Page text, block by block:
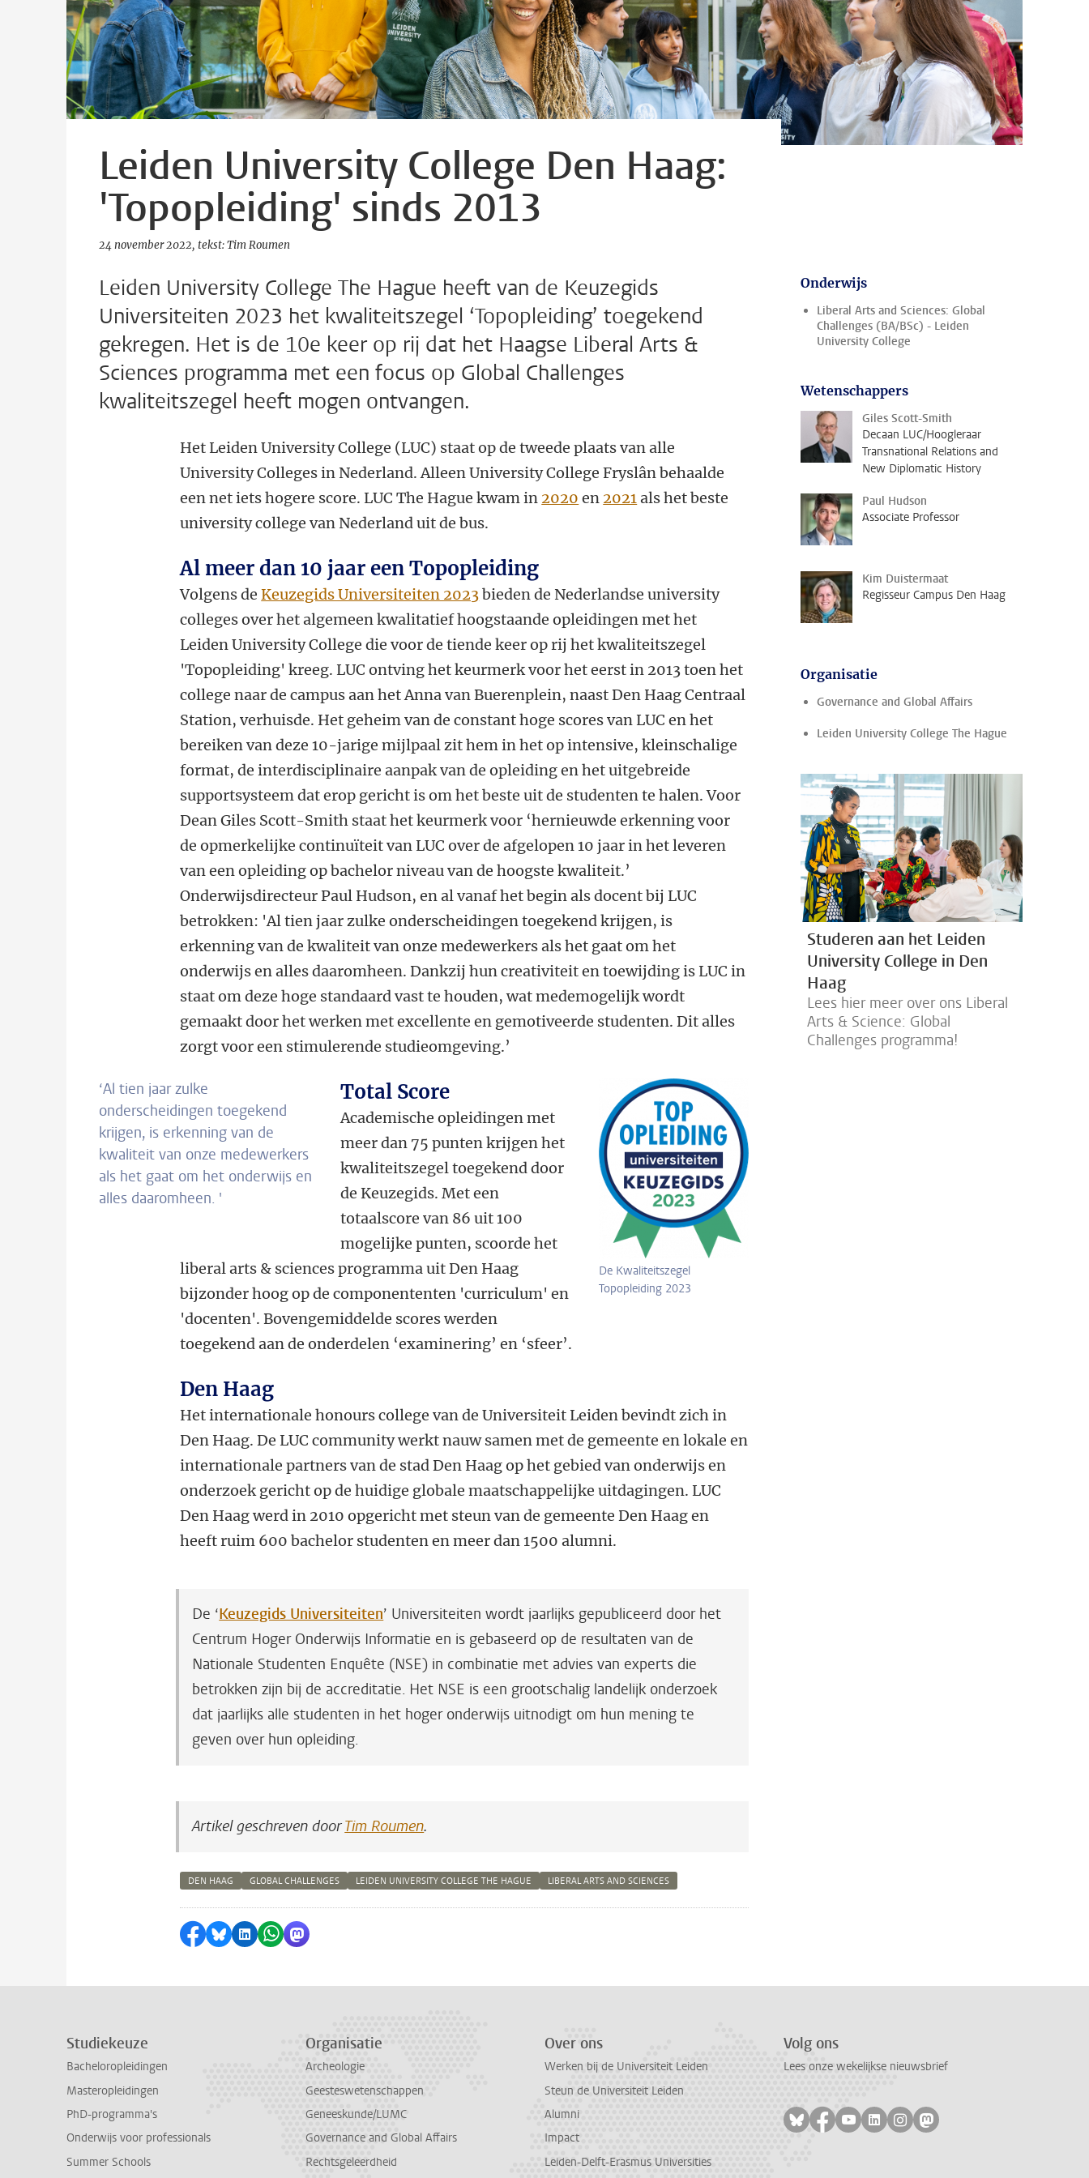
Leiden University College Den Haag:
'Topopleiding' sinds 2013
24 november 2022 tekst: Tim Roumen
Leiden University College The Hague heeft van de Keuzegids
Universiteiten 2023 het kwaliteitszegel ‘Topopleiding’ toegekend
gekregen. Het is de 10e keer op rij dat het Haagse Liberal Arts &
Sciences programma met een focus op Global Challenges
kwaliteitszegel heeft mogen ontvangen.
Het Leiden University College (LUC) staat op de tweede plaats van alle
University Colleges in Nederland. Alleen University College Fryslân behaalde
een net iets hogere score. LUC The Hague kwam in 2020 en 2021als het beste
university college van Nederland uit de bus.
Al meer dan 10 jaar een Topopleiding
Volgens deKeuzegids Universiteiten 2023bieden de Nederlandse university
colleges over het algemeen kwalitatief hoogstaande opleidingen met het
Leiden University College die voor de tiende keer op rij het kwaliteitszegel
'Topopleiding' kreeg. LUC ontving het keurmerk voor het eerst in 2013 toen het
college naar de campus aan het Anna van Buerenplein, naast Den Haag Centraal
Station, verhuisde. Het geheim van de constant hoge scores van LUC en het
bereiken van deze 10-jarige mijlpaal zit hem in het op intensive, kleinschalige
format, de interdisciplinaire aanpak van de opleiding en het uitgebreide
supportsysteem dat erop gericht is om het beste uit de studenten te halen. Voor
Dean Giles Scott-Smith staat het keurmerk voor ‘hernieuwde erkenning voor
de opmerkelijke continuïteit van LUC over de afgelopen 10 jaar in het leveren
van een opleiding op bachelor niveau van de hoogste kwaliteit.’
Onderwijsdirecteur Paul Hudson, en al vanaf het begin als docent bij LUC
betrokken: 'Al tien jaar zulke onderscheidingen toegekend krijgen, is
erkenning van de kwaliteit van onze medewerkers als het gaat om het
onderwijs en alles daaromheen. Dankzij hun creativiteit en toewijding is LUC in
staat om deze hoge standaard vast te houden, wat medemogelijk wordt
gemaakt door het werken met excellente en gemotiveerde studenten. Dit alles
zorgt voor een stimulerende studieomgeving.’
‘Al tien jaar zulke
onderscheidingen toegekend
krijgen, is erkenning van de
kwaliteit van onze medewerkers
als het gaat om het onderwijs en
alles daaromheen. '
De Kwaliteitszegel
Topopleiding 2023
Total Score
Academische opleidingen met
meer dan 75 punten krijgen het
kwaliteitszegel toegekend door
de Keuzegids. Met een
totaalscore van 86 uit 100
mogelijke punten, scoorde het
liberal arts & sciences programma uit Den Haag
bijzonder hoog op de componententen 'curriculum' en
'docenten'. Bovengemiddelde scores werden
toegekend aan de onderdelen ‘examinering’ en ‘sfeer’.
Den Haag
Het internationale honours college van de Universiteit Leiden bevindt zich in
Den Haag. De LUC community werkt nauw samen met de gemeente en lokale en
internationale partners van de stad Den Haag op het gebied van onderwijs en
onderzoek gericht op de huidige globale maatschappelijke uitdagingen. LUC
Den Haag werd in 2010 opgericht met steun van de gemeente Den Haag en
heeft ruim 600 bachelor studenten en meer dan 1500 alumni.
De ‘Keuzegids Universiteiten’ Universiteiten wordt jaarlijks gepubliceerd door het
Centrum Hoger Onderwijs Informatie en is gebaseerd op de resultaten van de
Nationale Studenten Enquête (NSE) in combinatie met advies van experts die
betrokken zijn bij de accreditatie. Het NSE is een grootschalig landelijk onderzoek
dat jaarlijks alle studenten in het hoger onderwijs uitnodigt om hun mening te
geven over hun opleiding.
Artikel geschreven doorTim Roumen.
DEN HAAG GLOBAL CHALLENGES LEIDEN UNIVERSITY COLLEGE THE HAGUE LIBERAL ARTS AND SCIENCES
Delen op Facebook
Delen via Bluesky
Delen op LinkedIn
Delen via WhatsApp
Delen via Mastodon
Onderwijs
Liberal Arts and Sciences: Global
Challenges (BA/BSc) - Leiden
University College
Wetenschappers
Giles Scott-Smith
Decaan LUC/Hoogleraar
Transnational Relations and
New Diplomatic History
Paul Hudson
Associate Professor
Kim Duistermaat
Regisseur Campus Den Haag
Organisatie
Governance and Global Affairs
Leiden University College The Hague
Studeren aan het Leiden
University College in Den
Haag
Lees hier meer over ons Liberal
Arts & Science: Global
Challenges programma!
Studiekeuze
Bacheloropleidingen
Masteropleidingen
PhD-programma's
Onderwijs voor professionals
Summer Schools
Organisatie
Archeologie
Geesteswetenschappen
Geneeskunde/LUMC
Governance and Global Affairs
Rechtsgeleerdheid
Over ons
Werken bij de Universiteit Leiden
Steun de Universiteit Leiden
Alumni
Impact
Leiden-Delft-Erasmus Universities
Volg ons
Lees onze wekelijkse nieuwsbrief
Volg ons op bluesky
Volg ons op facebook
Volg ons op youtube
Volg ons op linkedin
Volg ons op instagram
Volg ons op mastodon